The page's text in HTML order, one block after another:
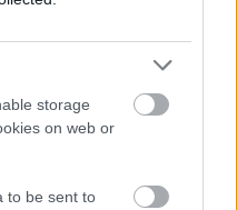
storage
on web or
to be sent to